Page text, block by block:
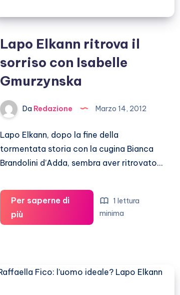
Lapo Elkann ritrova il
sorriso con Isabelle
Gmurzynska
Da Redazione Marzo 14, 2012
Lapo Elkann, dopo la fine della
tormentata storia con la cugina Bianca
Brandolini d’Adda, sembra aver ritrovato…
Per saperne di
piùLapo
Elkann
sorriso
1 lettura
minima